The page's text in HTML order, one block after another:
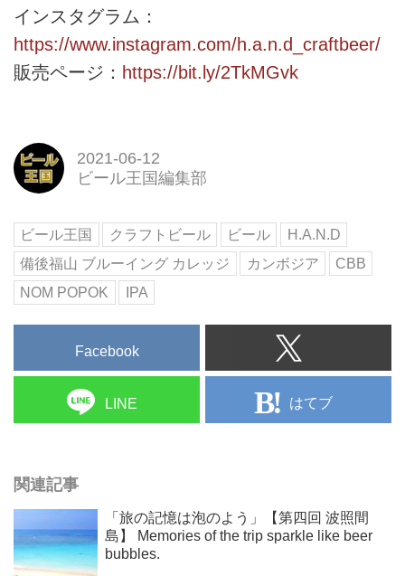
インスタグラム：
https://www.instagram.com/h.a.n.d_craftbeer/
販売ページ： https://bit.ly/2TkMGvk
2021-06-12
ビール王国編集部
ビール王国 クラフトビール ビール
H.A.N.D
備後福山 ブルーイング カレッジ
カンボジア
CBB
NOM POPOK
IPA
Facebook
LINE はてブ
関連記事
「旅の記憶は泡のよう」【第四回 波照間
島】 Memories of the trip sparkle like beer
bubbles.